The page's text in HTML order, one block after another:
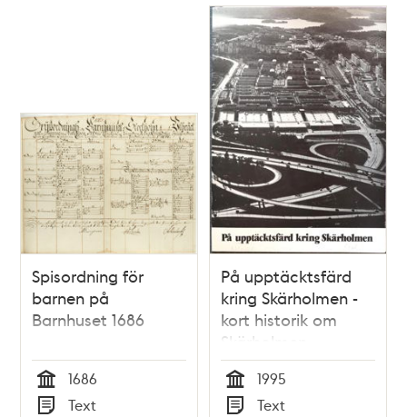
Spisordning för
barnen på
Barnhuset 1686
Tid
1686
Text
På upptäcktsfärd
kring Skärholmen -
kort historik om
Skärholmen
Tid
1995
Text